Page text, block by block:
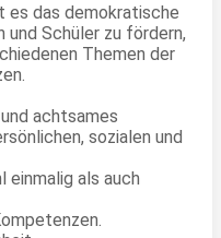
es das demokratische
und Schüler zu fördern,
Themen der
achtsames
sozialen und
einmalig als auch